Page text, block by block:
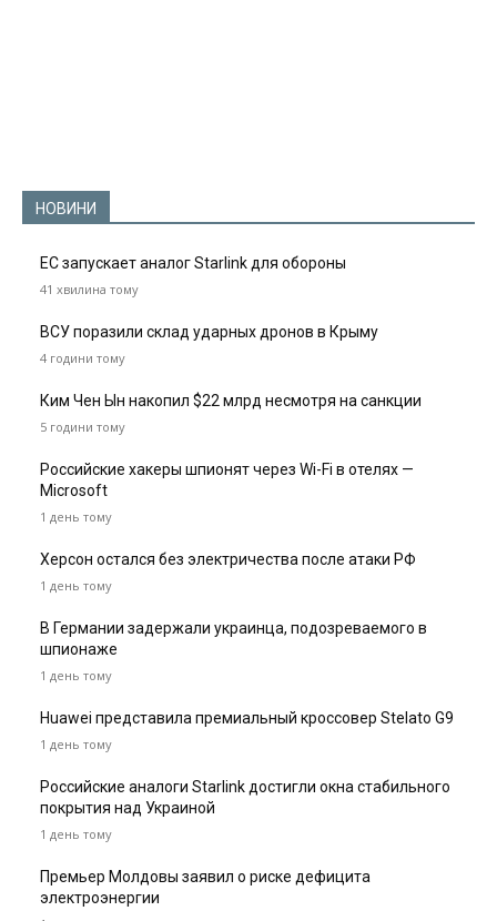
НОВИНИ
ЕС запускает аналог Starlink для обороны
41 хвилина тому
ВСУ поразили склад ударных дронов в Крыму
4 години тому
Ким Чен Ын накопил $22 млрд несмотря на санкции
5 години тому
Российские хакеры шпионят через Wi-Fi в отелях —
Microsoft
1 день тому
Херсон остался без электричества после атаки РФ
1 день тому
В Германии задержали украинца, подозреваемого в
шпионаже
1 день тому
Huawei представила премиальный кроссовер Stelato G9
1 день тому
Российские аналоги Starlink достигли окна стабильного
покрытия над Украиной
1 день тому
Премьер Молдовы заявил о риске дефицита
электроэнергии